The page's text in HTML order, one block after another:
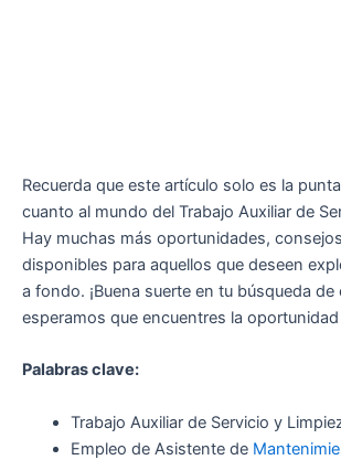
Recuerda que este artículo solo es la
cuanto al mundo del Trabajo Auxiliar de
Hay muchas más oportunidades,
disponibles para aquellos que deseen
a fondo. ¡Buena suerte en tu búsqueda de
esperamos que encuentres la
Palabras clave:
Trabajo Auxiliar de Servicio y
Empleo de Asistente de